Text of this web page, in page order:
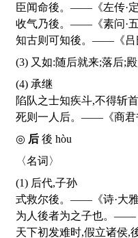
臣闻命後。——《左传·
收气乃後。——《素问·
知古则可知後。——《吕
(3) 又如:随后就来;落后
(4) 承继
陷队之士知疾斗,不得斩
死则一人后。——《商君
后 後 hòu
〈名词〉
(1) 后代,子孙
式救尔後。——《诗·大雅
为人後者为之子也。——
天下初发难时,假立诸侯,